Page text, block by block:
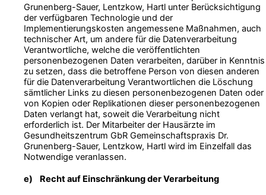
Grunenberg-Sauer, Lentzkow, Hartl unter Berücksichtigung
der verfügbaren Technologie und der
Implementierungskosten angemessene Maßnahmen, auch
technischer Art, um andere für die Datenverarbeitung
Verantwortliche, welche die veröffentlichten
personenbezogenen Daten verarbeiten, darüber in Kenntnis
zu setzen, dass die betroffene Person von diesen anderen
für die Datenverarbeitung Verantwortlichen die Löschung
sämtlicher Links zu diesen personenbezogenen Daten oder
von Kopien oder Replikationen dieser personenbezogenen
Daten verlangt hat, soweit die Verarbeitung nicht
erforderlich ist. Der Mitarbeiter der Hausärzte im
Gesundheitszentrum GbR Gemeinschaftspraxis Dr.
Grunenberg-Sauer, Lentzkow, Hartl wird im Einzelfall das
Notwendige veranlassen.
e) Recht auf Einschränkung der Verarbeitung